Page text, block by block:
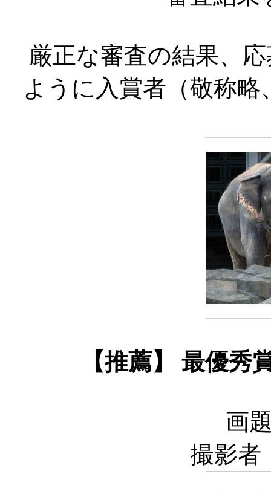
厳正な審査の結果、
ように入賞者（敬称
【推薦】 最優秀
画題
撮影者